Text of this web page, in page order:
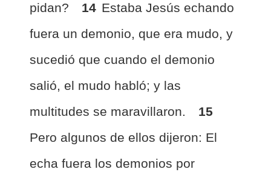
pidan?
14 Estaba Jesús echando
fuera un demonio, que era mudo, y
sucedió que cuando el demonio
salió, el mudo habló; y las
multitudes se maravillaron.
15
Pero algunos de ellos dijeron: El
echa fuera los demonios por